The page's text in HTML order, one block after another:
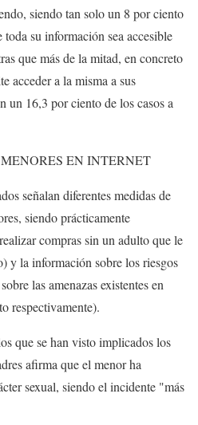
siendo tan solo un 8 por ciento
su información sea accesible
que más de la mitad, en concreto
acceder a la misma a sus
un 16,3 por ciento de los casos a
EN INTERNET
señalan diferentes medidas de
siendo prácticamente
compras sin un adulto que le
y la información sobre los riesgos
las amenazas existentes en
respectivamente).
que se han visto implicados los
afirma que el menor ha
sexual, siendo el incidente "más